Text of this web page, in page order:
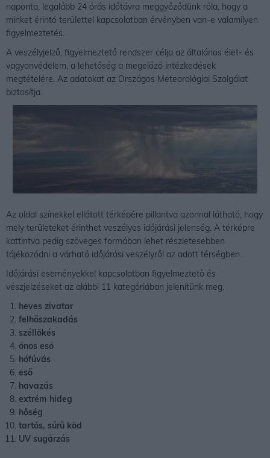
naponta, legalább 24 órás időtávra meggyőződünk róla, hogy a
minket érintő területtel kapcsolatban érvényben van-e valamilyen
figyelmeztetés.
A veszélyjelző, figyelmeztető rendszer célja az általános élet- és
vagyonvédelem, a lehetőség a megelőző intézkedések
megtételére. Az adatokat az Országos Meteorológiai Szolgálat
biztosítja.
Az oldal színekkel ellátott térképére pillantva azonnal látható, hogy
mely területeket érinthet veszélyes időjárási jelenség. A térképre
kattintva pedig szöveges formában lehet részletesebben
tájékozódni a várható időjárási veszélyről az adott térségben.
Időjárási eseményekkel kapcsolatban figyelmeztető és
vészjelzéseket az alábbi 11 kategóriában jelenítünk meg.
heves zivatar
felhőszakadás
széllökés
ónos eső
hófúvás
eső
havazás
extrém hideg
hőség
tartós, sűrű köd
UV sugárzás